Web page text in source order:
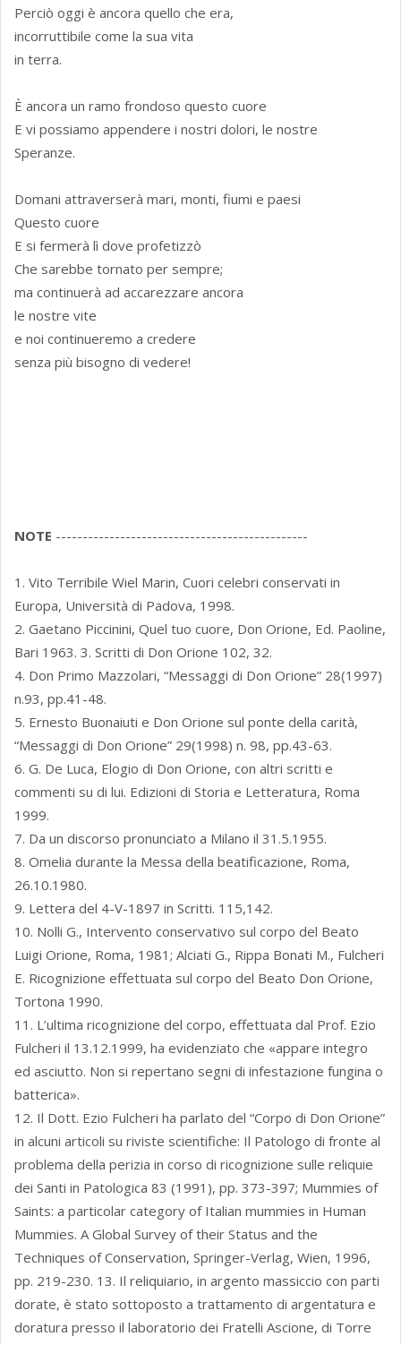
Perciò oggi è ancora quello che era,
incorruttibile come la sua vita
in terra.
È ancora un ramo frondoso questo cuore
E vi possiamo appendere i nostri dolori, le nostre
Speranze.
Domani attraverserà mari, monti, fiumi e paesi
Questo cuore
E si fermerà lì dove profetizzò
Che sarebbe tornato per sempre;
ma continuerà ad accarezzare ancora
le nostre vite
e noi continueremo a credere
senza più bisogno di vedere!
NOTE -----------------------------------------------
1. Vito Terribile Wiel Marin, Cuori celebri conservati in
Europa, Università di Padova, 1998.
2. Gaetano Piccinini, Quel tuo cuore, Don Orione, Ed. Paoline,
Bari 1963. 3. Scritti di Don Orione 102, 32.
4. Don Primo Mazzolari, “Messaggi di Don Orione” 28(1997)
n.93, pp.41-48.
5. Ernesto Buonaiuti e Don Orione sul ponte della carità,
“Messaggi di Don Orione” 29(1998) n. 98, pp.43-63.
6. G. De Luca, Elogio di Don Orione, con altri scritti e
commenti su di lui. Edizioni di Storia e Letteratura, Roma
1999.
7. Da un discorso pronunciato a Milano il 31.5.1955.
8. Omelia durante la Messa della beatificazione, Roma,
26.10.1980.
9. Lettera del 4-V-1897 in Scritti. 115,142.
10. Nolli G., Intervento conservativo sul corpo del Beato
Luigi Orione, Roma, 1981; Alciati G., Rippa Bonati M., Fulcheri
E. Ricognizione effettuata sul corpo del Beato Don Orione,
Tortona 1990.
11. L’ultima ricognizione del corpo, effettuata dal Prof. Ezio
Fulcheri il 13.12.1999, ha evidenziato che «appare integro
ed asciutto. Non si repertano segni di infestazione fungina o
batterica».
12. Il Dott. Ezio Fulcheri ha parlato del “Corpo di Don Orione”
in alcuni articoli su riviste scientifiche: Il Patologo di fronte al
problema della perizia in corso di ricognizione sulle reliquie
dei Santi in Patologica 83 (1991), pp. 373-397; Mummies of
Saints: a particolar category of Italian mummies in Human
Mummies. A Global Survey of their Status and the
Techniques of Conservation, Springer-Verlag, Wien, 1996,
pp. 219-230. 13. Il reliquiario, in argento massiccio con parti
dorate, è stato sottoposto a trattamento di argentatura e
doratura presso il laboratorio dei Fratelli Ascione, di Torre